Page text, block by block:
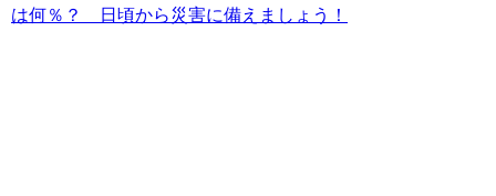
は何％？ 日頃から災害に備えましょう！